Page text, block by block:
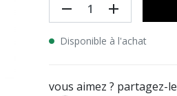
remove add
Disponible à l'achat
vous aimez ? partagez-le